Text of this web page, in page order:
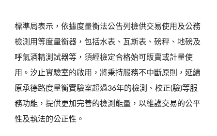
標準局表示，依據度量衡法公告列檢供交易使用及公務
檢測用等度量衡器，包括水表、瓦斯表、磅秤、地磅及
呼氣酒精測試器等，須經檢定合格始可販賣或計量使
用。汐止實驗室的啟用，將秉持服務不中斷原則，延續
原承德路度量衡實驗室超過36年的檢測、校正(驗)等服
務功能，提供更加完善的檢測能量，以維護交易的公平
性及執法的公正性。